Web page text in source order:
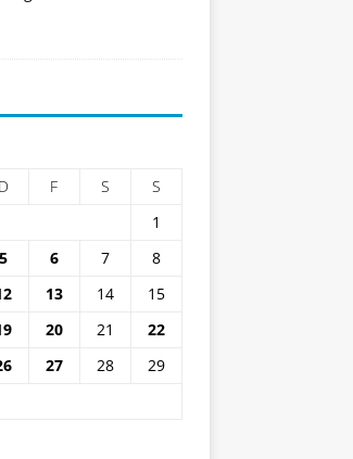
D F S
S
1
5 6 7
8
13 14
15
20 21
22
27 28
29